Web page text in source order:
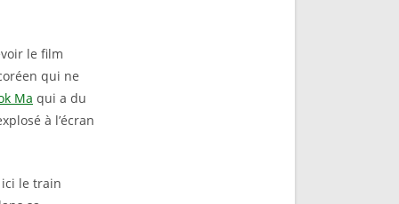
le film
qui ne
Ma qui a du
à l’écran
ici le train